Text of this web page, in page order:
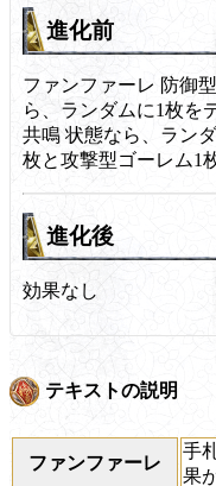
進化前
ファンファーレ 防御
ら、ランダムに1枚を
共鳴 状態なら、ラン
枚と攻撃型ゴーレム1
進化後
効果なし
テキストの説明
ファンファーレ
手
果